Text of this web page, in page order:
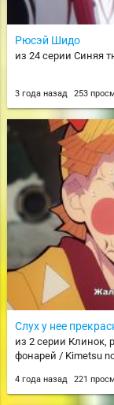
Рюсэй Шидо
из 24 серии Синяя
3 года назад 253
Слух у нее
из 2 серии Клинок,
фонарей / Kimetsu
4 года назад 221